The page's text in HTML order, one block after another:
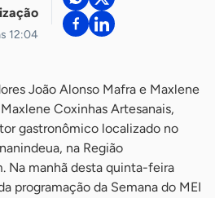
12:04
João Alonso Mafra e Maxlene
Coxinhas Artesanais,
gastronômico localizado no
na Região
Na manhã desta quinta-feira
programação da Semana do MEI